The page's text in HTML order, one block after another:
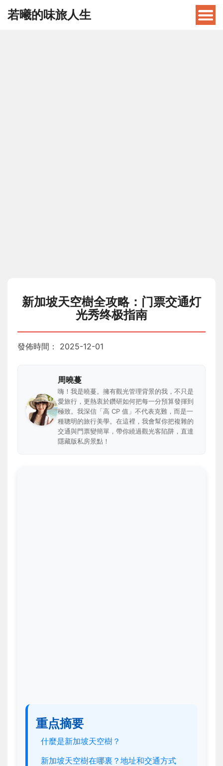
若曦的味旅人生
新加坡天空樹全攻略：门票交通灯
光秀终极指南
發佈時間： 2025-12-01
周曉蔓
嗨！我是曉蔓。擁有觀光管理背景的我，不只是
愛旅行，更熱衷於鑽研如何把每一分預算發揮到
極致。我深信「高 CP 值」不代表克難，而是一
種聰明的旅行美學。在這裡，我會幫你把複雜的
交通與門票變簡單，帶你繞過觀光客陷阱，直達
隱藏版私房景點！
重点摘要
什麼是新加坡天空樹？
新加坡天空樹在哪裏？地址和交通方式